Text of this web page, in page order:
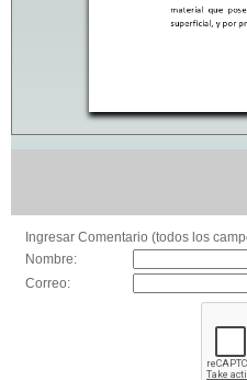
Ingresar Comentario (todos los
Nombre:
Correo: